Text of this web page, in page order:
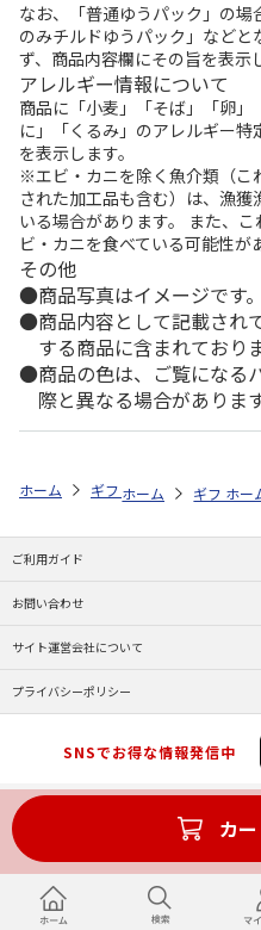
なお、「普通ゆうパック」の
のみチルドゆうパック」など
ず、商品内容欄にその旨を表示
アレルギー情報について
商品に「小麦」「そば」「卵
に」「くるみ」のアレルギー
を表示します。
※エビ・カニを除く魚介類（こ
された加工品も含む）は、漁
いる場合があります。 また、
ビ・カニを食べている可能性が
その他
商品写真はイメージです。
商品内容として記載され
する商品に含まれており
商品の色は、ご覧になる
際と異なる場合があります
カ
ホーム ギフト通販 内祝い・
ホーム ギフト通
ホー
ご利用ガイド
お問い合わせ
サイト運営会社について
プライバシーポリシー
SNSでお得な情報発信中
Copyright (C) JAPAN